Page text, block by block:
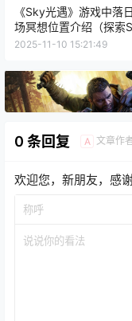
《Sky光遇》游戏中落
场冥想位置介绍（探索
界中的冥想之地）
2025-11-10 15:21:49
0 条回复 A 文章作
欢迎您，新朋友，感